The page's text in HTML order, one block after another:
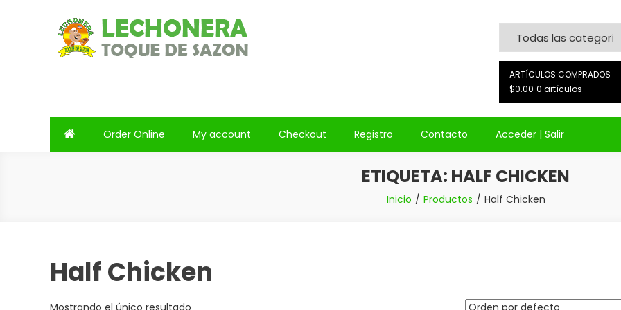
ARTÍCULOS COMPRADOS
$0.00 0 artículos
Order Online My account Checkout Registro Contacto Acceder | Salir
ETIQUETA: HALF CHICKEN
Inicio Productos Half Chicken
Half Chicken
Mostrando el único resultado